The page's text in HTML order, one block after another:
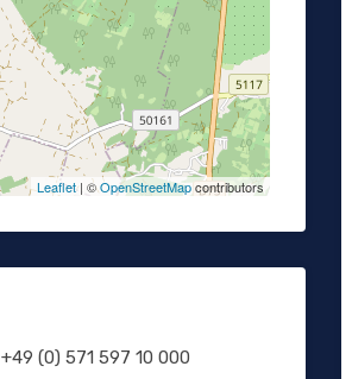
Leaflet| ©OpenStreetMapcontributors
+49 (0) 571 597 10 000